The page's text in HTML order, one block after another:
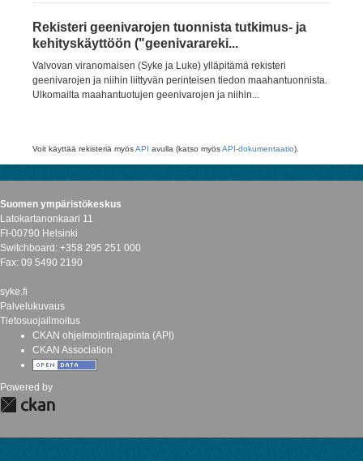
Rekisteri geenivarojen tuonnista tutkimus- ja
kehityskäyttöön ("geenivarareki...
Valvovan viranomaisen (Syke ja Luke) ylläpitämä rekisteri
geenivarojen ja niihin liittyvän perinteisen tiedon maahantuonnista.
Ulkomailta maahantuotujen geenivarojen ja niihin...
Voit käyttää rekisteriä myösAPI avulla (katso myösAPI-dokumentaatio).
Suomen ympäristökeskus
Latokartanonkaari 11
FI-00790 Helsinki
Switchboard: +358 295 251 000
Fax: 09 5490 2190
syke.fi
Palvelukuvaus
Tietosuojailmoitus
CKAN ohjelmointirajapinta (API)
CKAN Association
Powered by